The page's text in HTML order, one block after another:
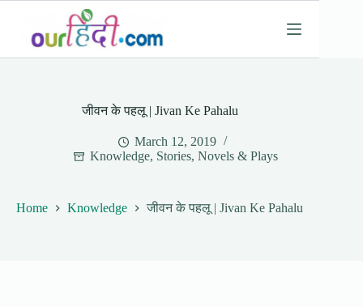
content
जीवन के पहलू | Jivan Ke Pahalu
March 12, 2019
Knowledge, Stories, Novels & Plays
Home Knowledge जीवन के पहलू | Jivan Ke Pahalu